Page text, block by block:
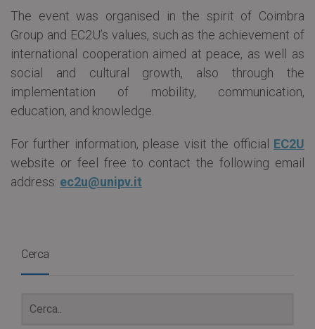
The event was organised in the spirit of Coimbra
Group and EC2U’s values, such as the achievement of
international cooperation aimed at peace, as well as
social and cultural growth, also through the
implementation of mobility, communication,
education, and knowledge.
For further information, please visit the official EC2U
website or feel free to contact the following email
address: ec2u@unipv.it
Cerca